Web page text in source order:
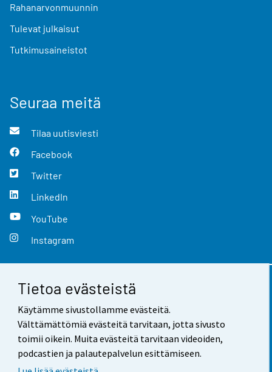
Tietoa evästeistä
Käytämme sivustollamme evästeitä.
Välttämättömiä evästeitä tarvitaan, jotta sivusto
toimii oikein. Muita evästeitä tarvitaan videoiden,
podcastien ja palautepalvelun esittämiseen.
Rahanarvonmuunnin
Tulevat julkaisut
Tutkimusaineistot
Seuraa meitä
Tilaa uutisviesti
Facebook
Twitter
LinkedIn
YouTube
Instagram
Yhteystiedot
Palaute
Käyttöehdot